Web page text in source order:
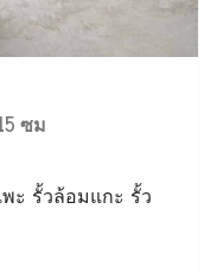
ซม
ะ รั้วล้อมแกะ รั้ว